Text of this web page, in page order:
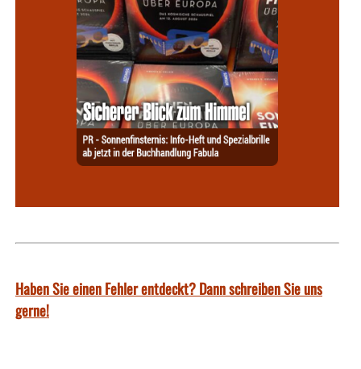
Haben Sie einen Fehler entdeckt? Dann schreiben Sie uns
gerne!